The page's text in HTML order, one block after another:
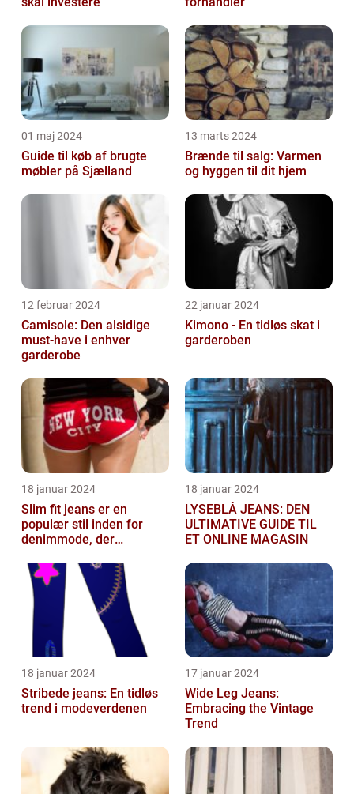
01 maj 2024
Guide til køb af brugte
møbler på Sjælland
13 marts 2024
Brænde til salg: Varmen
og hyggen til dit hjem
12 februar 2024
Camisole: Den alsidige
must-have i enhver
garderobe
22 januar 2024
Kimono - En tidløs skat i
garderoben
18 januar 2024
Slim fit jeans er en
populær stil inden for
denimmode, der
kvinder
18 januar 2024
LYSEBLÅ JEANS: DEN
ULTIMATIVE GUIDE TIL
ET ONLINE MAGASIN
18 januar 2024
Stribede jeans: En tidløs
trend i modeverdenen
17 januar 2024
Wide Leg Jeans:
Embracing the Vintage
Trend